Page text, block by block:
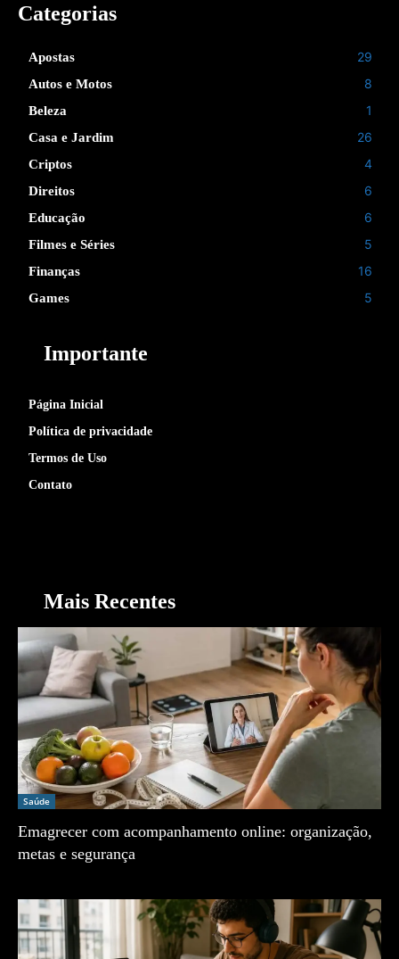
Categorias
Apostas 29
Autos e Motos 8
Beleza 1
Casa e Jardim 26
Criptos 4
Direitos 6
Educação 6
Filmes e Séries 5
Finanças 16
Games 5
Importante
Página Inicial
Política de privacidade
Termos de Uso
Contato
Mais Recentes
Saúde
Emagrecer com acompanhamento online: organização,
metas e segurança